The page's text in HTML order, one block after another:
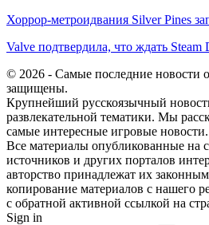
Хоррор-метроидвания Silver Pines
Valve подтвердила, что ждать Steam
© 2026 - Самые последние новости
защищены.
Крупнейший русскоязычный
развлекательной тематики. Мы
самые интересные игровые новости.
Все материалы опубликованные на
источников и других порталов
авторство принадлежат их
копирование материалов с нашего
с обратной активной ссылкой на
Sign in